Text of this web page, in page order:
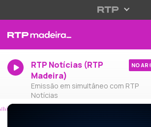
RTP Notícias (RTP
Madeira)
Emissão em simultâneo com RTP
Notícias
NO AR